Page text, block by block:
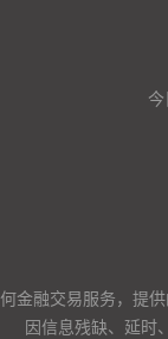
金融交易服务，提
因信息残缺、延时